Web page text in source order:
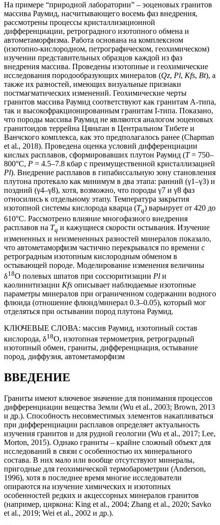
На примере “природной лаборатории” – эоценовых гранитов
массива Раумид, насчитывающего восемь фаз внедрения,
рассмотрены процессы кристаллизационной
дифференциации, ретроградного изотопного обмена и
автометаморфизма. Работа основана на комплексном
(изотопно-кислородном, петрографическом, геохимическом)
изучении представительных образцов каждой из фаз
внедрения массива. Проведены изотопные и геохимические
исследования породообразующих минералов (Qz, Pl, Kfs, Bt), а
также их разностей, имеющих визуальные признаки
постмагматических изменений. Геохимические черты
гранитов массива Раумид соответствуют как гранитам А-типа,
так и высокофракционированным гранитам I-типа. Показано,
что породы массива Раумид не являются аналогом эоценовых
гранитоидов террейна Цяньтан в Центральном Тибете и
Ванчского комплекса, как это предполагалось ранее (Chapman
et al., 2018). Проведена оценка условий дифференциации
кислых расплавов, сформировавших плутон Раумид (Т= 750–
800°С, Р = 4.5–7.8 кбар с преимущественной кристаллизацией
Pl). Внедрение расплавов в гипабиссальную зону становления
плутона протекало как минимум в два этапа: ранний (γ1–γ3) и
поздний (γ4–γ8), хотя, возможно, что породы γ7 и γ8 фаз
относились к отдельному этапу. Температура закрытия
изотопной системы кислорода кварца (Тq) варьирует от 420 до
610°С. Рассмотрено влияние многофазного внедрения
расплавов на Тq и кажущиеся скорости остывания. Изучение
измененных и неизмененных разностей минералов показало,
что автометаморфизм частично перекрывался по времени с
ретроградным изотопным кислородным обменом в
остывающей породе. Моделирование изменения величины
δ18О полевых шпатов при соссюритизации Pl и
каолинитизации Kfs описывает наблюдаемые изотопные
параметры минералов при ограниченном содержании водного
флюида (отношение флюид/минерал 0.3–0.05), который мог
отделяться при остывании пород плутона Раумид.
КЛЮЧЕВЫЕ СЛОВА: массив Раумид, изотопный состав
кислорода, δ18О, изотопная термометрия, ретроградный
изотопный обмен, граниты, дифференциация, остывание
пород, диффузия, автометаморфизм
ВВЕДЕНИЕ
Граниты имеют ключевое значение для понимания процессов
дифференциации вещества Земли (Wu et al., 2003; Brown, 2013
и др.). Способность несовместимых элементов накапливаться
при дифференциации расплавов определяет актуальность
изучения гранитов и для рудной геологии (Wu et al., 2017; Lee,
Morton, 2015). Однако граниты – крайне сложный объект для
исследований в связи с особенностью их минерального
состава. В них мало или вообще отсутствуют минералы,
пригодные для геохимической термобарометрии (Anderson,
1996), хотя в последнее время многие исследователи
опираются на изучение химических и изотопных
особенностей редких и акцессорных минералов гранитов
(например, циркона: King et al., 2004; Zhang et al., 2020; Savko
et al., 2019; Wei et al., 2002 и др.).